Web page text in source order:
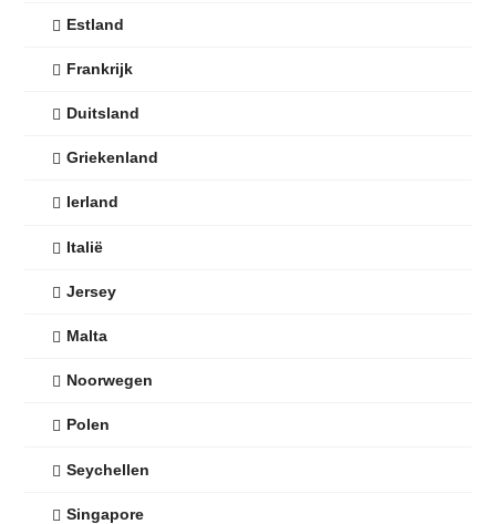
Estland
Frankrijk
Duitsland
Griekenland
Ierland
Italië
Jersey
Malta
Noorwegen
Polen
Seychellen
Singapore